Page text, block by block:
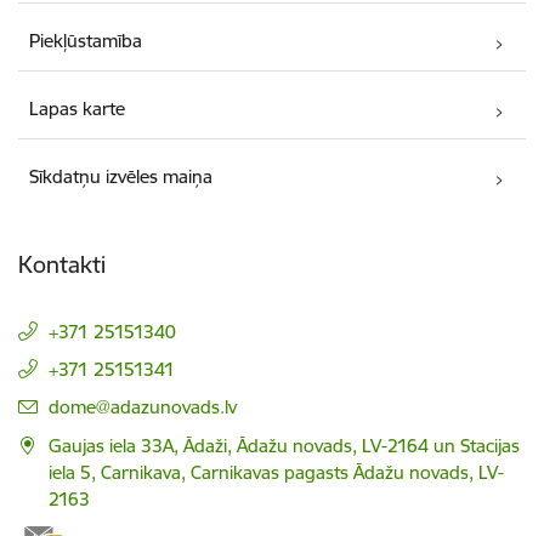
Piekļūstamība
Lapas karte
Sīkdatņu izvēles maiņa
Kontakti
+371 25151340
+371 25151341
E-pasts:
dome@adazunovads.lv
Gaujas iela 33A, Ādaži, Ādažu novads, LV-2164 un Stacijas
iela 5, Carnikava, Carnikavas pagasts Ādažu novads, LV-
2163